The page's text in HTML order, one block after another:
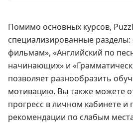
Помимо основных курсов,
специализированные разделы:
фильмам», «Английский по
начинающих» и
позволяет разнообразить
мотивацию. Вы также можете
прогресс в личном кабинете и
рекомендации по слабым